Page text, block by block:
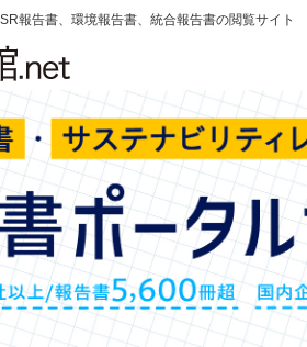
報告書、環境報告書、統合報告書の閲覧サイト